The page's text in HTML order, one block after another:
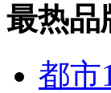
最热品
都市